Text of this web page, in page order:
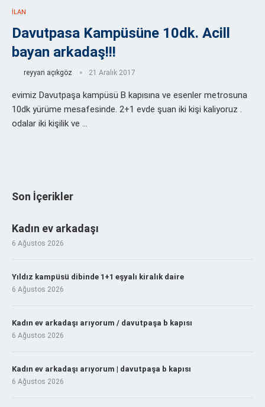
İLAN
Davutpasa Kampüsüne 10dk. Acill
bayan arkadaş!!!
reyyan açıkgöz 21 Aralık 2017
evimiz Davutpaşa kampüsü B kapısına ve esenler metrosuna
10dk yürüme mesafesinde. 2+1 evde şuan iki kişi kaliyoruz .
odalar iki kişilik ve …
Son İçerikler
Kadın ev arkadaşı
6 Ağustos 2026
Yıldız kampüsü dibinde 1+1 eşyalı kiralık daire
6 Ağustos 2026
Kadın ev arkadaşı arıyorum / davutpaşa b kapısı
6 Ağustos 2026
Kadın ev arkadaşı arıyorum | davutpaşa b kapısı
6 Ağustos 2026